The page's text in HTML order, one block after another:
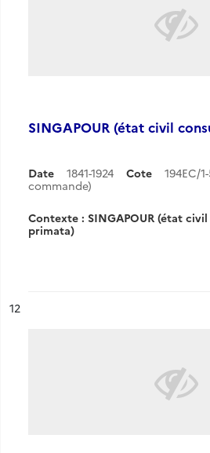
SINGAPOUR (état civil
Date 1841-1924 Cote
194EC/
commande)
Contexte : SINGAPOUR (état
primata)
n°
12